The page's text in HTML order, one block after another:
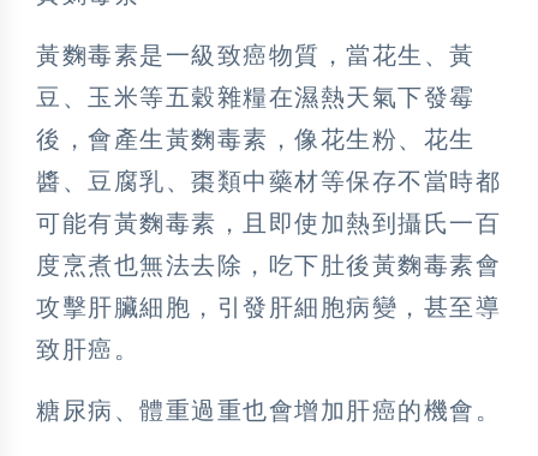
黃麴毒素是一級致癌物質，當花生、黃
豆、玉米等五穀雜糧在濕熱天氣下發霉
後，會產生黃麴毒素，像花生粉、花生
醬、豆腐乳、棗類中藥材等保存不當時都
可能有黃麴毒素，且即使加熱到攝氏一百
度烹煮也無法去除，吃下肚後黃麴毒素會
攻擊肝臟細胞，引發肝細胞病變，甚至導
致肝癌。
糖尿病、體重過重也會增加肝癌的機會。